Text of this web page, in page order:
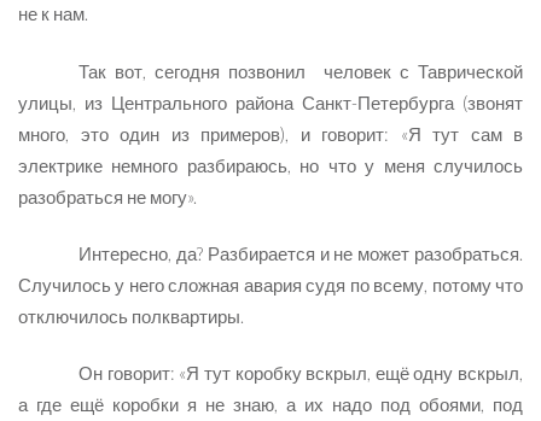
не к нам.
Так вот, сегодня позвонил человек с Таврической
улицы, из Центрального района Санкт-Петербурга (звонят
много, это один из примеров), и говорит: «Я тут сам в
электрике немного разбираюсь, но что у меня случилось
разобраться не могу».
Интересно, да? Разбирается и не может разобраться.
Случилось у него сложная авария судя по всему, потому что
отключилось полквартиры.
Он говорит: «Я тут коробку вскрыл, ещё одну вскрыл,
а где ещё коробки я не знаю, а их надо под обоями, под